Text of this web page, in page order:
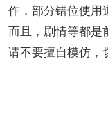
作，部分错位使用
而且，剧情等都是
请不要擅自模仿，